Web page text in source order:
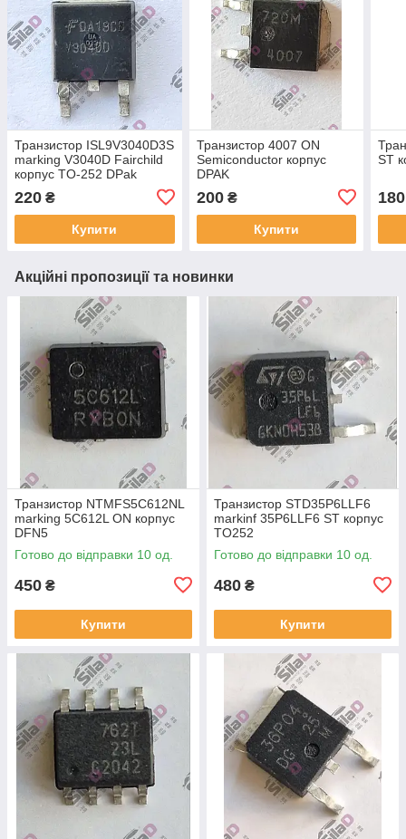
Транзистор ISL9V3040D3S
marking V3040D Fairchild
корпус TO-252 DPak
220 ₴
Купити
Транзистор 4007 ON
Semiconductor корпус
DPAK
200₴
Купити
ST
180
Акційні пропозиції та новинки
Транзистор NTMFS5C612NL
marking 5C612L ON корпус
DFN5
Готово до відправки 10 од.
450 ₴
Купити
Транзистор STD35P6LLF6
markinf 35P6LLF6 ST корпус
TO252
Готово до відправки 10 од.
480 ₴
Купити